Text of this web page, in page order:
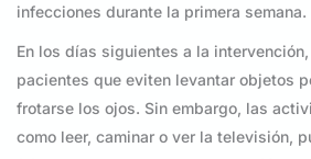
infecciones durante la primera semana.
En los días siguientes a la
pacientes que eviten levantar objetos
frotarse los ojos. Sin embargo, las
como leer, caminar o ver la televisión,